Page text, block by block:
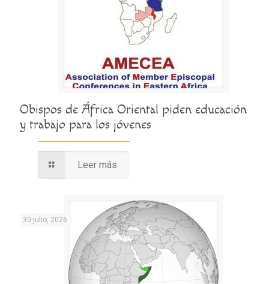
Obispos de África Oriental piden educación
y trabajo para los jóvenes
Leer más
30 julio, 2026